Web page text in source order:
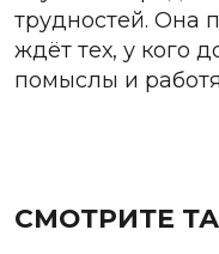
трудностей. Она
ждёт тех, у кого
помыслы и
СМОТРИТЕ